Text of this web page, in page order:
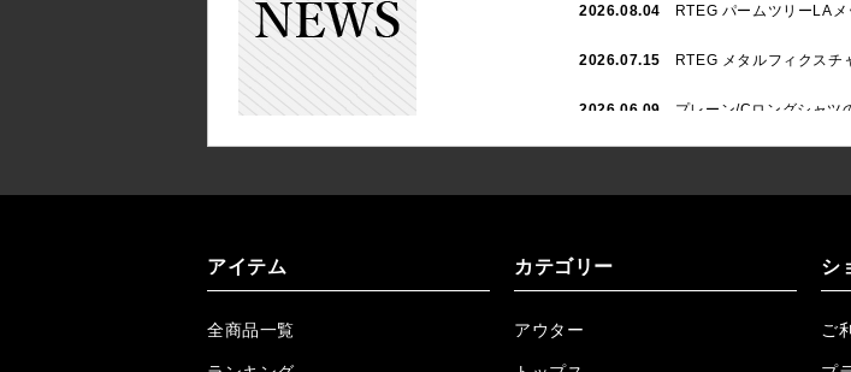
2026.08.04 RTEG パームツリーLA
2026.07.15 RTEG メタルフィクスチ
2026.06.09 プレーン/Cロングシャツ
2026.05.08 24/フリンジデニムロン
アイテム
全商品一覧
カテゴリー
アウター
シ
ご